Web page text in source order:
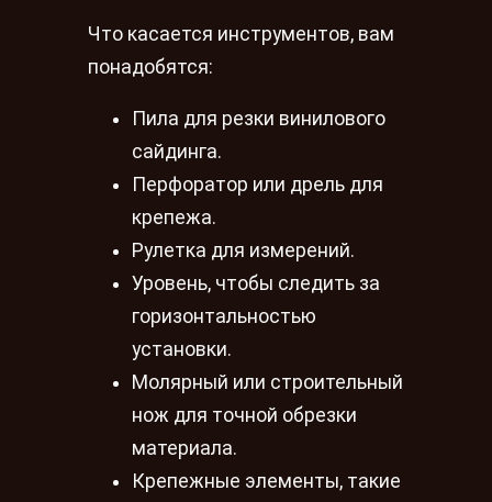
Что касается инструментов, вам
понадобятся:
Пила для резки винилового
сайдинга.
Перфоратор или дрель для
крепежа.
Рулетка для измерений.
Уровень, чтобы следить за
горизонтальностью
установки.
Молярный или строительный
нож для точной обрезки
материала.
Крепежные элементы, такие